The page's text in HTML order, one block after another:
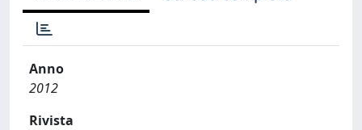
Anno
2012
Rivista